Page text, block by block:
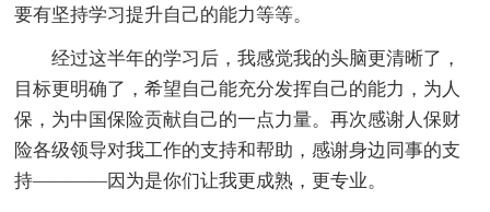
要有坚持学习提升自己的能力等等。
经过这半年的学习后，我感觉我的头脑更清晰了，
目标更明确了，希望自己能充分发挥自己的能力，为人
保，为中国保险贡献自己的一点力量。再次感谢人保财
险各级领导对我工作的支持和帮助，感谢身边同事的支
持————因为是你们让我更成熟，更专业。